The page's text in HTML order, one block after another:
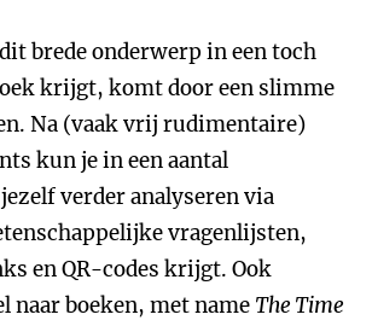
brede onderwerp in een toch
krijgt, komt door een slimme
Na (vaak vrij rudimentaire)
kun je in een aantal
verder analyseren via
vragenlijsten,
en QR-codes krijgt. Ook
naar boeken, met name The Time